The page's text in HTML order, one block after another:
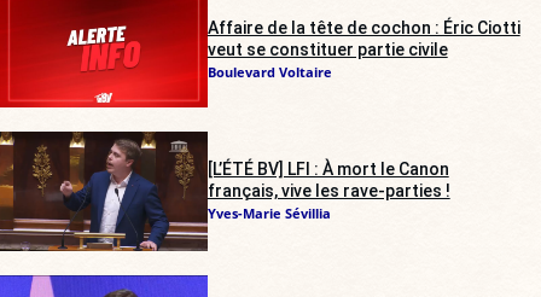
Affaire de la tête de cochon : Éric Ciotti
veut se constituer partie civile
Boulevard Voltaire
[L’ÉTÉ BV] LFI : À mort le Canon
français, vive les rave-parties !
Yves-Marie Sévillia